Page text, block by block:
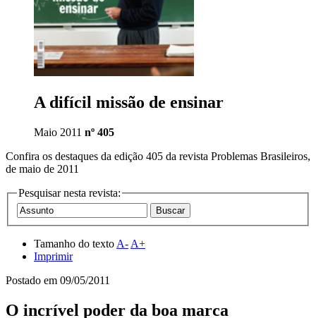
A difícil missão de ensinar
Maio 2011 nº 405
Confira os destaques da edição 405 da revista Problemas Brasileiros,
de maio de 2011
Pesquisar nesta revista:
Tamanho do texto A- A+
Imprimir
Postado em 09/05/2011
O incrível poder da boa marca